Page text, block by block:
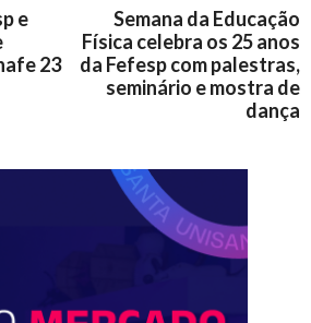
e
23
Semana da Educação
Física celebra os 25 anos
da Fefesp com palestras,
seminário e mostra de
dança